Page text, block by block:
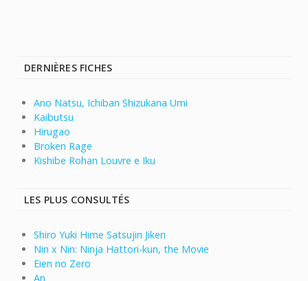
DERNIÈRES FICHES
Ano Natsu, Ichiban Shizukana Umi
Kaibutsu
Hirugao
Broken Rage
Kishibe Rohan Louvre e Iku
LES PLUS CONSULTÉS
Shiro Yuki Hime Satsujin Jiken
Nin x Nin: Ninja Hattori-kun, the Movie
Eien no Zero
An